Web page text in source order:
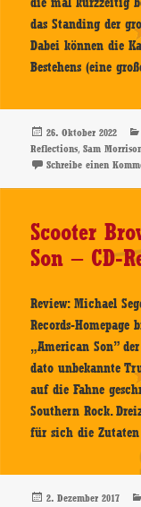
das Standing der
Dabei können die
Bestehens (eine
Veröffentlicht
am
26. Oktober 2022
Reflections,Sam
Schreibe einen
Scooter
Son – CD-
Review: Michael
Records-
„American Son”
dato unbekannte
auf die Fahne
Southern Rock.
für sich die
Veröffentlicht
2. Dezember 2017